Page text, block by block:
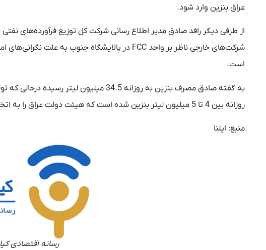
عراق بنزین وارد شود.
از طرفی دیگر رافد صادق مدیر اطلاع رسانی شرکت کل توزیع فرآورده‌های
است.
روزانه بین 4 تا 5 میلیون لیتر بنزین شده است که هیئت دولت عراق را به اتخاذ تصمیم درباره واردات بنزین برای حل این مشکل وا داشته است.
منبع: ایلنا
رسانه اقتصادی